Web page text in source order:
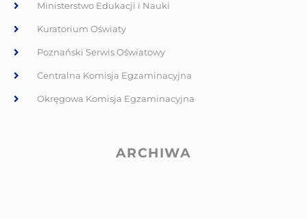
Ministerstwo Edukacji i Nauki
Kuratorium Oświaty
Poznański Serwis Oświatowy
Centralna Komisja Egzaminacyjna
Okręgowa Komisja Egzaminacyjna
ARCHIWA